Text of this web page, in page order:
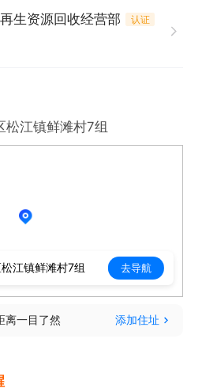
生资源回收经营部 认证
松江镇鲜滩村7组
江镇鲜滩村7组 去导航
离一目了然 添加住址